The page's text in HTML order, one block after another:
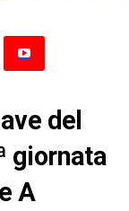
del
giornata
A